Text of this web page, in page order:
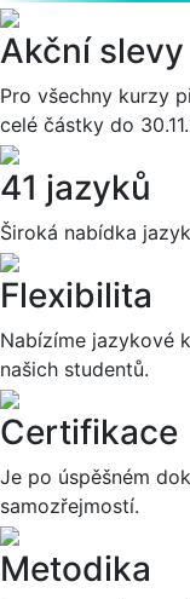
Akční slevy
Pro všechny kurzy
celé částky do
41 jazyků
Široká nabídka
Flexibilita
Nabízíme jazykové
našich studentů.
Certifikace
Je po úspěšném
samozřejmostí.
Metodika